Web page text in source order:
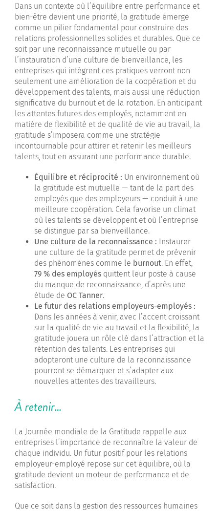
Dans un contexte où l’équilibre entre performance et
bien-être devient une priorité, la gratitude émerge
comme un pilier fondamental pour construire des
relations professionnelles solides et durables. Que ce
soit par une reconnaissance mutuelle ou par
l’instauration d’une culture de bienveillance, les
entreprises qui intègrent ces pratiques verront non
seulement une amélioration de la coopération et du
développement des talents, mais aussi une réduction
significative du burnout et de la rotation. En anticipant
les attentes futures des employés, notamment en
matière de flexibilité et de qualité de vie au travail, la
gratitude s’imposera comme une stratégie
incontournable pour attirer et retenir les meilleurs
talents, tout en assurant une performance durable.
Équilibre et réciprocité : Un environnement où
la gratitude est mutuelle — tant de la part des
employés que des employeurs — conduit à une
meilleure coopération. Cela favorise un climat
où les talents se développent et où l’entreprise
se distingue par sa bienveillance.
Une culture de la reconnaissance : Instaurer
une culture de la gratitude permet de prévenir
des phénomènes comme le burnout. En effet,
79 % des employésquittent leur poste à cause
du manque de reconnaissance, d’après une
étude de OC Tanner.
Le futur des relations employeurs-employés :
Dans les années à venir, avec l’accent croissant
sur la qualité de vie au travail et la flexibilité, la
gratitude jouera un rôle clé dans l’attraction et la
rétention des talents. Les entreprises qui
adopteront une culture de la reconnaissance
pourront se démarquer et s’adapter aux
nouvelles attentes des travailleurs.
À retenir…
La Journée mondiale de la Gratitude rappelle aux
entreprises l’importance de reconnaître la valeur de
chaque individu. Un futur positif pour les relations
employeur-employé repose sur cet équilibre, où la
gratitude devient un moteur de performance et de
satisfaction.
Que ce soit dans la gestion des ressources humaines